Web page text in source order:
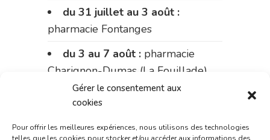
Gérer le consentement aux
cookies
Pour offrir les meilleures expériences, nous utilisons des technologies
du 31 juillet au 3 août :
pharmacie Fontanges
du 3 au 7 août : pharmacie
Charignon-Dumas (La Fouillade)
du 7 au 14 août :pharmacie
du 15 au 17 août :pharmacie